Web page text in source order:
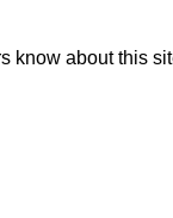
know about this